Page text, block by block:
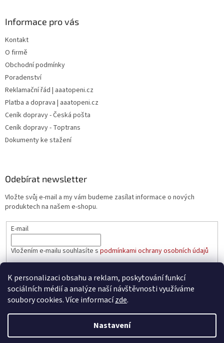
K personalizaci obsahu a reklam, poskytování funkcí
sociálních médií a analýze naší návštěvnosti využíváme
soubory cookies. Více informacízde.
Nastavení
Informace pro vás
Kontakt
O firmě
Obchodní podmínky
Poradenství
Reklamační řád | aaatopeni.cz
Platba a doprava | aaatopeni.cz
Ceník dopravy - Česká pošta
Ceník dopravy - Toptrans
Dokumenty ke stažení
Odebírat newsletter
Vložte svůj e-mail a my vám budeme zasílat informace o nových
produktech na našem e-shopu.
E-mail
Vložením e-mailu souhlasíte s podmínkami ochrany osobních údajů
PŘIHLÁSIT SE